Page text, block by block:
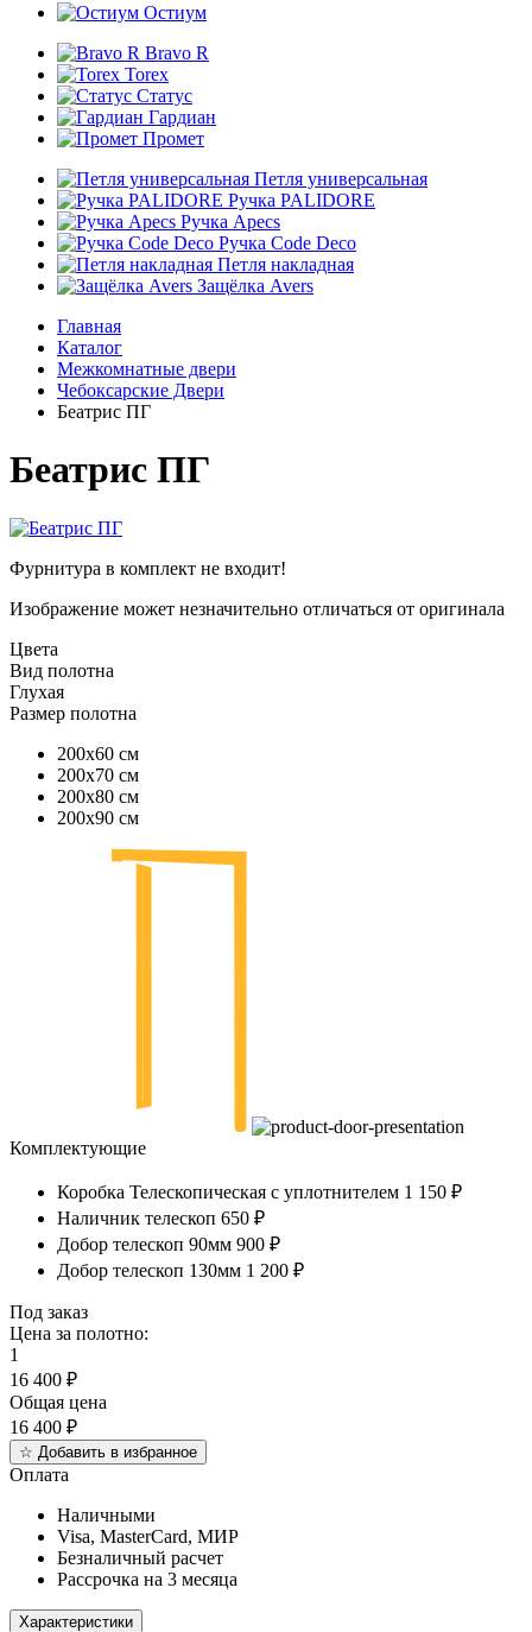
Остиум
Bravo R
Torex
Статус
Гардиан
Промет
Петля универсальная
Ручка PALIDORE
Ручка Apecs
Ручка Code Deco
Петля накладная
Защёлка Avers
Главная
Каталог
Межкомнатные двери
Чебоксарские Двери
Беатрис ПГ
Беатрис ПГ
Фурнитура в комплект не входит!
Изображение может незначительно отличаться от оригинала
Цвета
Вид полотна
Глухая
Размер полотна
200х60 см
200х70 см
200х80 см
200х90 см
Комплектующие
Коробка Телескопическая с уплотнителем 1 150 ₽
Наличник телескоп 650 ₽
Добор телескоп 90мм 900 ₽
Добор телескоп 130мм 1 200 ₽
Под заказ
Цена за полотно:
1
16 400 ₽
Общая цена
16 400 ₽
☆ Добавить в избранное
Оплата
Наличными
Visa, MasterCard, МИР
Безналичный расчет
Рассрочка на 3 месяца
Характеристики